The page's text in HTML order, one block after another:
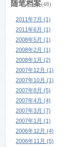
随笔档案(48)
2011年7月 (1)
2011年6月 (1)
2008年5月 (1)
2008年2月 (1)
2008年1月 (2)
2007年12月 (1)
2007年10月 (1)
2007年8月 (5)
2007年4月 (4)
2007年3月 (7)
2007年1月 (1)
2006年12月 (4)
2006年11月 (5)